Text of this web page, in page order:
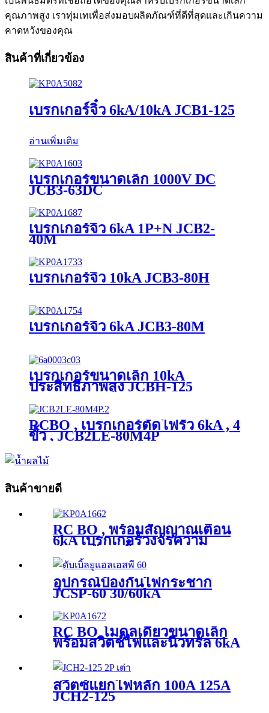
คุณภาพสูง เราทุ่มเทเพื่อส่งมอบผลิตภัณฑ์ที่ดีที่สุดและเกินความ
คาดหวังของคุณ
สินค้าที่เกี่ยวข้อง
เบรกเกอร์จิ๋ว 6kA/10kA JCB1-125
อ่านเพิ่มเติม
เบรกเกอร์ขนาดเล็ก 1000V DC
JCB3-63DC
เบรกเกอร์จิ๋ว 6kA 1P+N JCB2-
40M
เบรกเกอร์จิ๋ว 10kA JCB3-80H
เบรกเกอร์จิ๋ว 6kA JCB3-80M
เบรกเกอร์ขนาดเล็ก 10kA
ประสิทธิภาพสูง JCBH-125
RCBO , เบรกเกอร์ตัดไฟรั่ว 6kA , 4
ขั้ว , JCB2LE-80M4P
สินค้าขายดี
RC BO , พร้อมสัญญาณเตือน
6kA เบรกเกอร์วงจรความ
ปลอดภัย 4 ขั้ว , JCB2LE-
80M4P+A
อุปกรณ์ป้องกันไฟกระชาก
JCSP-60 30/60kA
RC BO โมดูลเดี่ยวขนาดเล็ก
พร้อมสวิตช์ไฟและนิวทรัล 6kA
สวิตซ์แยกไฟหลัก 100A 125A
JCH2-125